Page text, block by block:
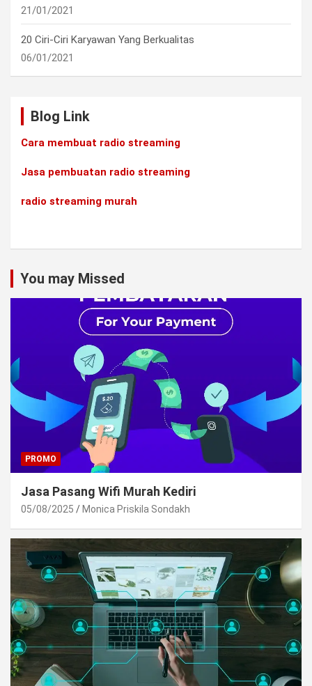
21/01/2021
20 Ciri-Ciri Karyawan Yang Berkualitas
06/01/2021
Blog Link
Cara membuat radio streaming
Jasa pembuatan radio streaming
radio streaming murah
You may Missed
PROMO
Jasa Pasang Wifi Murah Kediri
05/08/2025 Monica Priskila Sondakh